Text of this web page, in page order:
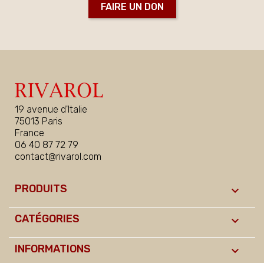
FAIRE UN DON
19 avenue d'Italie
75013 Paris
France
06 40 87 72 79
contact@rivarol.com
PRODUITS 
CATÉGORIES 
INFORMATIONS 